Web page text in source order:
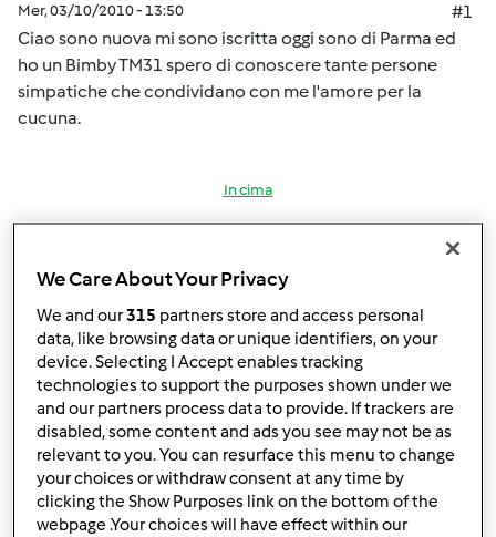
Mer, 03/10/2010 - 13:50
#1
Ciao sono nuova mi sono iscritta oggi sono di Parma ed
ho un Bimby TM31 spero di conoscere tante persone
simpatiche che condividano con me l'amore per la
cucuna.
In cima
Mer, 03/10/2010 - 14:01
#2
ciao farfalla, benvenuta!!!!
In cima
We Care About Your Privacy
We and our315 partners store and access personal
data, like browsing data or unique identifiers, on your
device. Selecting I Accept enables tracking
technologies to support the purposes shown under we
and our partners process data to provide. If trackers are
disabled, some content and ads you see may not be as
relevant to you. You can resurface this menu to change
your choices or withdraw consent at any time by
clicking the Show Purposes link on the bottom of the
webpage .Your choices will have effect within our